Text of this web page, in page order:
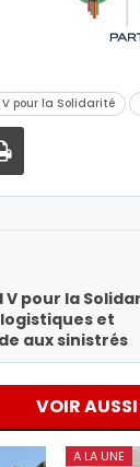
pour la Solidarité
V pour la
et
aux sinistrés
VOIR AUSSI
A LA UNE